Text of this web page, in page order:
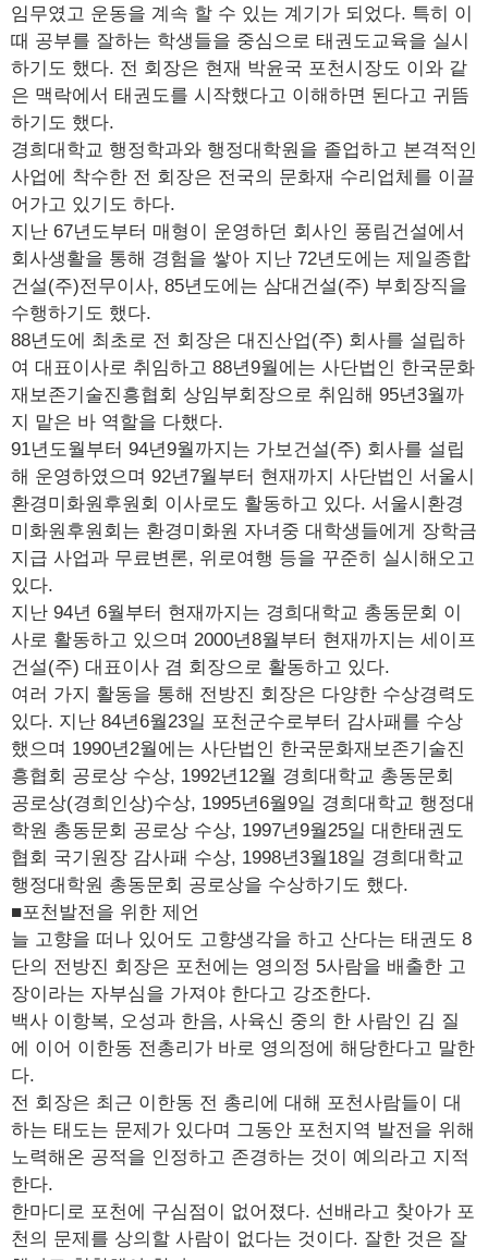
임무였고 운동을 계속 할 수 있는 계기가 되었다. 특히 이
때 공부를 잘하는 학생들을 중심으로 태권도교육을 실시
하기도 했다. 전 회장은 현재 박윤국 포천시장도 이와 같
은 맥락에서 태권도를 시작했다고 이해하면 된다고 귀뜸
하기도 했다.
경희대학교 행정학과와 행정대학원을 졸업하고 본격적인
사업에 착수한 전 회장은 전국의 문화재 수리업체를 이끌
어가고 있기도 하다.
지난 67년도부터 매형이 운영하던 회사인 풍림건설에서
회사생활을 통해 경험을 쌓아 지난 72년도에는 제일종합
건설(주)전무이사, 85년도에는 삼대건설(주) 부회장직을
수행하기도 했다.
88년도에 최초로 전 회장은 대진산업(주) 회사를 설립하
여 대표이사로 취임하고 88년9월에는 사단법인 한국문화
재보존기술진흥협회 상임부회장으로 취임해 95년3월까
지 맡은 바 역할을 다했다.
91년도월부터 94년9월까지는 가보건설(주) 회사를 설립
해 운영하였으며 92년7월부터 현재까지 사단법인 서울시
환경미화원후원회 이사로도 활동하고 있다. 서울시환경
미화원후원회는 환경미화원 자녀중 대학생들에게 장학금
지급 사업과 무료변론, 위로여행 등을 꾸준히 실시해오고
있다.
지난 94년 6월부터 현재까지는 경희대학교 총동문회 이
사로 활동하고 있으며 2000년8월부터 현재까지는 세이프
건설(주) 대표이사 겸 회장으로 활동하고 있다.
여러 가지 활동을 통해 전방진 회장은 다양한 수상경력도
있다. 지난 84년6월23일 포천군수로부터 감사패를 수상
했으며 1990년2월에는 사단법인 한국문화재보존기술진
흥협회 공로상 수상, 1992년12월 경희대학교 총동문회
공로상(경희인상)수상, 1995년6월9일 경희대학교 행정대
학원 총동문회 공로상 수상, 1997년9월25일 대한태권도
협회 국기원장 감사패 수상, 1998년3월18일 경희대학교
행정대학원 총동문회 공로상을 수상하기도 했다.
■포천발전을 위한 제언
늘 고향을 떠나 있어도 고향생각을 하고 산다는 태권도 8
단의 전방진 회장은 포천에는 영의정 5사람을 배출한 고
장이라는 자부심을 가져야 한다고 강조한다.
백사 이항복, 오성과 한음, 사육신 중의 한 사람인 김 질
에 이어 이한동 전총리가 바로 영의정에 해당한다고 말한
다.
전 회장은 최근 이한동 전 총리에 대해 포천사람들이 대
하는 태도는 문제가 있다며 그동안 포천지역 발전을 위해
노력해온 공적을 인정하고 존경하는 것이 예의라고 지적
한다.
한마디로 포천에 구심점이 없어졌다. 선배라고 찾아가 포
천의 문제를 상의할 사람이 없다는 것이다. 잘한 것은 잘